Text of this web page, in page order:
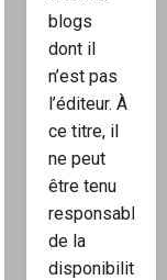
blogs
dont il
n’est pas
l’éditeur. À
ce titre, il
ne peut
être tenu
responsable
de la
disponibilité